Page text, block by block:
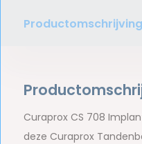
Productomschrijving
Curaprox CS 708
deze Curaprox